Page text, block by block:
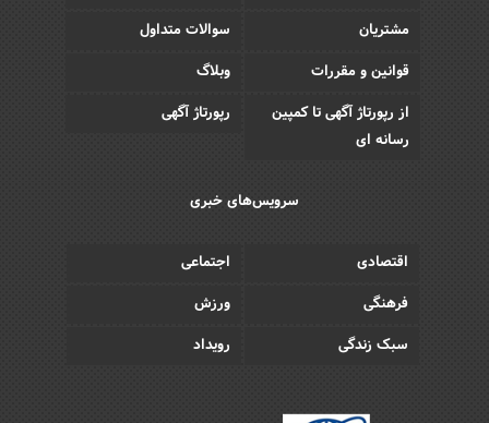
مشتریان
سوالات متداول
قوانین و مقررات
وبلاگ
از رپورتاژ آگهی تا کمپین
رسانه ای
رپورتاژ آگهی
سرویس‌های خبری
اقتصادی
اجتماعی
فرهنگی
ورزش
سبک زندگی
رویداد